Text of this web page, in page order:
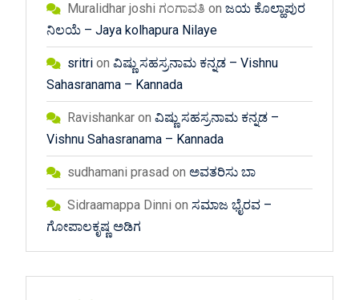
Muralidhar joshi ಗಂಗಾವತಿ on ಜಯ ಕೊಲ್ಹಾಪುರ
ನಿಲಯೆ – Jaya kolhapura Nilaye
sritrion ವಿಷ್ಣು ಸಹಸ್ರನಾಮ ಕನ್ನಡ – Vishnu
Sahasranama – Kannada
Ravishankaron ವಿಷ್ಣು ಸಹಸ್ರನಾಮ ಕನ್ನಡ –
Vishnu Sahasranama – Kannada
sudhamani prasad on ಅವತರಿಸು ಬಾ
Sidraamappa Dinni on ಸಮಾಜ ಭೈರವ –
ಗೋಪಾಲಕೃಷ್ಣ ಅಡಿಗ